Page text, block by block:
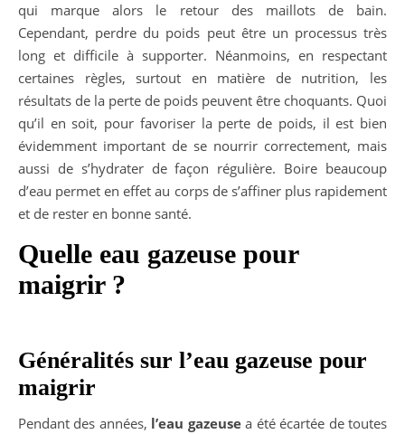
qui marque alors le retour des maillots de bain.
Cependant, perdre du poids peut être un processus très
long et difficile à supporter. Néanmoins, en respectant
certaines règles, surtout en matière de nutrition, les
résultats de la perte de poids peuvent être choquants. Quoi
qu’il en soit, pour favoriser la perte de poids, il est bien
évidemment important de se nourrir correctement, mais
aussi de s’hydrater de façon régulière. Boire beaucoup
d’eau permet en effet au corps de s’affiner plus rapidement
et de rester en bonne santé.
Quelle eau gazeuse pour
maigrir ?
Généralités sur l’eau gazeuse pour
maigrir
Pendant des années, l’eau gazeusea été écartée de toutes